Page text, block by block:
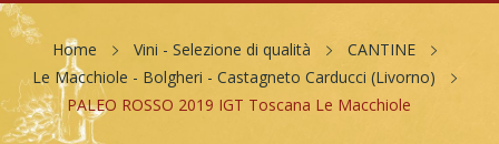
Home Vini - Selezione di qualità
CANTINE
Le Macchiole - Bolgheri - Castagneto Carducci (Livorno)
PALEO ROSSO 2019 IGT Toscana Le Macchiole